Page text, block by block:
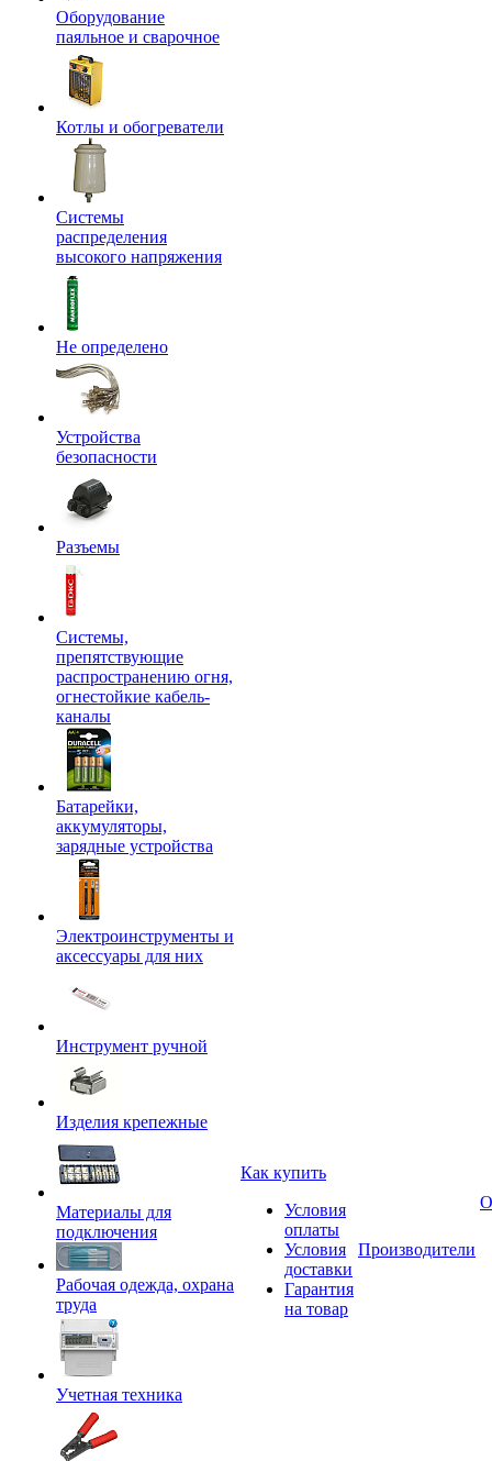
Оборудование
паяльное и сварочное
Котлы и обогреватели
Системы
распределения
высокого напряжения
Не определено
Устройства
безопасности
Разъемы
Системы,
препятствующие
распространению огня,
огнестойкие кабель-
каналы
Батарейки,
аккумуляторы,
зарядные устройства
Электроинструменты и
аксессуары для них
Инструмент ручной
Изделия крепежные
Материалы для
подключения
Рабочая одежда, охрана
труда
Учетная техника
Как купить
Условия
оплаты
Условия
доставки
Гарантия
на товар
Производители